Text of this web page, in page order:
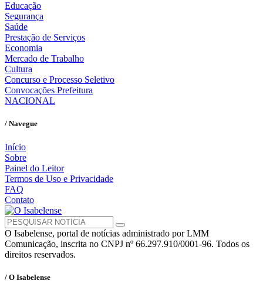
Educação
Segurança
Saúde
Prestação de Serviços
Economia
Mercado de Trabalho
Cultura
Concurso e Processo Seletivo
Convocações Prefeitura
NACIONAL
/ Navegue
Início
Sobre
Painel do Leitor
Termos de Uso e Privacidade
FAQ
Contato
O Isabelense, portal de notícias administrado por LMM
Comunicação, inscrita no CNPJ nº 66.297.910/0001-96. Todos os
direitos reservados.
/ O Isabelense